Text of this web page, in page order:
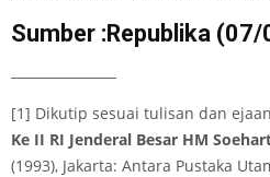
Sumber :Republika
[1] Dikutip sesuai tulisan dan
Ke II RI Jenderal Besar HM
(1993), Jakarta: Antara Pustaka